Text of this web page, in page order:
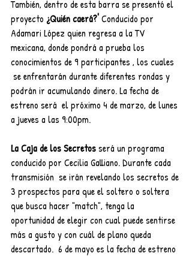
También, dentro de esta barra se presentó el
proyecto ¿Quién caerá?' Conducido por
Adamari López quien regresa a la TV
mexicana, donde pondrá a prueba los
conocimientos de 9 participantes , los cuales
se enfrentarán durante diferentes rondas y
podrán ir acumulando dinero. La fecha de
estreno será  el próximo 4 de marzo, de lunes
a jueves a las 9:00pm.
La Caja de los Secretos será un programa
conducido por Cecilia Galliano. Durante cada
transmisión  se irán revelando los secretos de
3 prospectos para que el soltero o soltera
que busca hacer "match", tenga la
oportunidad de elegir con cual puede sentirse
más a gusto y con cuál de plano queda
descartado.  6 de mayo es la fecha de estreno